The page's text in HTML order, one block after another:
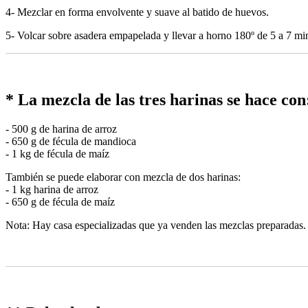
4- Mezclar en forma envolvente y suave al batido de huevos.
5- Volcar sobre asadera empapelada y llevar a horno 180º de 5 a 7
* La mezcla de las tres harinas se hace
- 500 g de harina de arroz
- 650 g de fécula de mandioca
- 1 kg de fécula de maíz
También se puede elaborar con mezcla de dos harinas:
- 1 kg harina de arroz
- 650 g de fécula de maíz
Nota: Hay casa especializadas que ya venden las mezclas preparadas.